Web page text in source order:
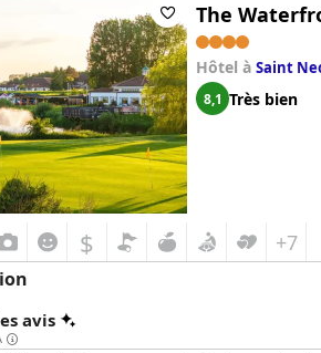
The
Hôtel à Saint
8,1 Très bien
$ +7
avis